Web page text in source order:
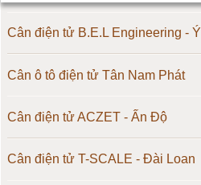
Cân điện tử B.E.L Engineering - Ý
Cân ô tô điện tử Tân Nam Phát
Cân điện tử ACZET - Ấn Độ
Cân điện tử T-SCALE - Đài Loan